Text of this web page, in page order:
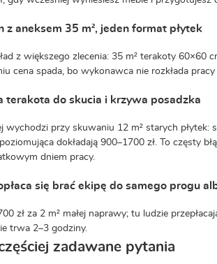
z aneksem 35 m², jeden format płytek
z większego zlecenia: 35 m² terakoty 60×60
cena spada, bo wykonawca nie rozkłada
terakota do skucia i krzywa posadzka
wychodzi przy skuwaniu 12 m² starych płytek:
dokładają 900–1700 zł. To częsty
dniem pracy.
się brać ekipę do samego progu
zł za 2 m² małej naprawy; tu ludzie
trwa 2–3 godziny.
zadawane pytania